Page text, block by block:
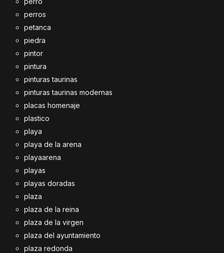
perros
petanca
piedra
pintor
pintura
pinturas taurinas
pinturas taurinas modernas
placas homenaje
plastico
playa
playa de la arena
playaarena
playas
playas doradas
plaza
plaza de la reina
plaza de la virgen
plaza del ayuntamiento
plaza redonda